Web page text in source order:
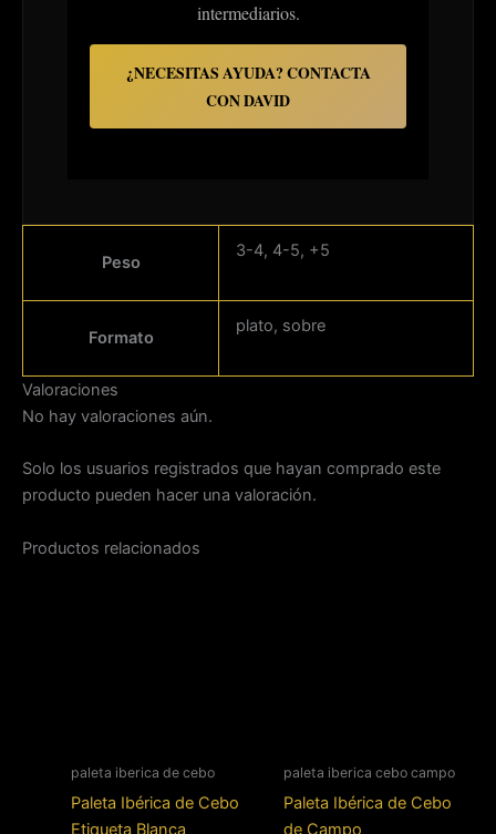
intermediarios.
¿NECESITAS AYUDA? CONTACTA
CON DAVID
Peso
3-4, 4-5, +5
Formato
plato, sobre
Valoraciones
No hay valoraciones aún.
Solo los usuarios registrados que hayan comprado este
producto pueden hacer una valoración.
Productos relacionados
paleta iberica de cebo
Paleta Ibérica de Cebo
Etiqueta Blanca
paleta iberica cebo campo
Paleta Ibérica de Cebo
de Campo